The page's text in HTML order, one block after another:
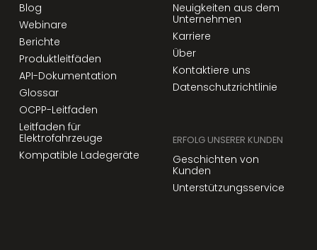
Blog
Webinare
Berichte
Produktleitfäden
API-Dokumentation
Glossar
OCPP-Leitfaden
Leitfaden für
Elektrofahrzeuge
Kompatible Ladegeräte
Neuigkeiten aus dem
Unternehmen
Karriere
Über
Kontaktiere uns
Datenschutzrichtlinie
ERFOLG UNSERER KUNDEN
Geschichten von
Kunden
Unterstützungsservice